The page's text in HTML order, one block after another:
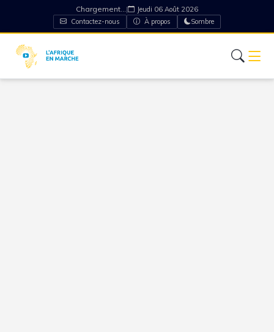
Chargement...|
Jeudi 06 Août 2026
Contactez-nous
À propos Sombre